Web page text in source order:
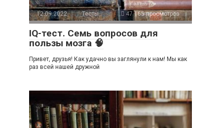
12.09.2022 Тесты 47 165 просмотров
IQ-тест. Семь вопросов для
пользы мозга 🧠
Привет, друзья! Как удачно вы заглянули к нам! Мы как
раз всей нашей дружной